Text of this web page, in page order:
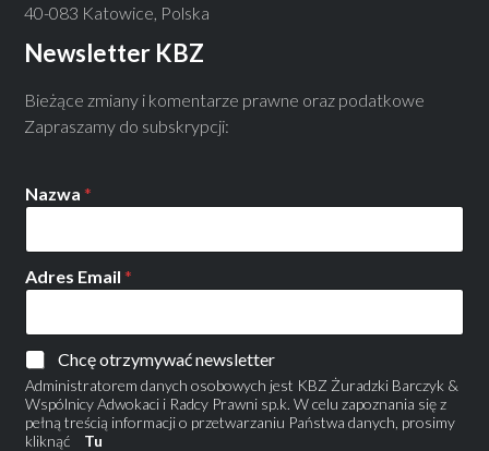
40-083 Katowice, Polska
Newsletter KBZ
Bieżące zmiany i komentarze prawne oraz podatkowe
Zapraszamy do subskrypcji:
Nazwa*
Adres Email*
Chcę otrzymywać newsletter
Administratorem danych osobowych jest KBZ Żuradzki Barczyk &
Wspólnicy Adwokaci i Radcy Prawni sp.k. W celu zapoznania się z
pełną treścią informacji o przetwarzaniu Państwa danych, prosimy
kliknąć
Tu